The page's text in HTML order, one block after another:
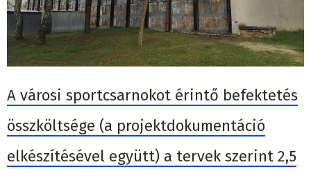
A városi sportcsarnokot érintő befektetés
összköltsége (a projektdokumentáció
elkészítésével együtt) a tervek szerint 2,5